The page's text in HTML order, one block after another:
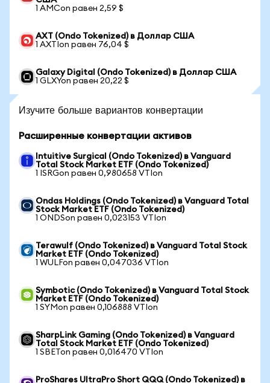
1 AMCon равен 2,59 $
AXT (Ondo Tokenized) в Доллар США
1 AXTIon равен 76,04 $
Galaxy Digital (Ondo Tokenized) в Доллар США
1 GLXYon равен 20,22 $
Изучите больше вариантов конвертации
Расширенные конвертации активов
Intuitive Surgical (Ondo Tokenized) в Vanguard
Total Stock Market ETF (Ondo Tokenized)
1 ISRGon равен 0,980658 VTIon
Ondas Holdings (Ondo Tokenized) в Vanguard Total
Stock Market ETF (Ondo Tokenized)
1 ONDSon равен 0,023153 VTIon
Terawulf (Ondo Tokenized) в Vanguard Total Stock
Market ETF (Ondo Tokenized)
1 WULFon равен 0,047036 VTIon
Symbotic (Ondo Tokenized) в Vanguard Total Stock
Market ETF (Ondo Tokenized)
1 SYMon равен 0,106888 VTIon
SharpLink Gaming (Ondo Tokenized) в Vanguard
Total Stock Market ETF (Ondo Tokenized)
1 SBETon равен 0,016470 VTIon
ProShares UltraPro Short QQQ (Ondo Tokenized) в